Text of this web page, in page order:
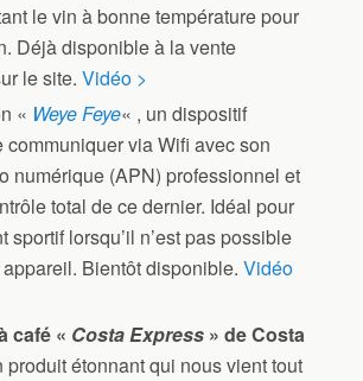
le vin à bonne température pour
Déjà disponible à la vente
le site.Vidéo >
« Weye Feye« , un dispositif
communiquer via Wifi avec son
numérique (APN) professionnel et
total de ce dernier. Idéal pour
sportif lorsqu’il n’est pas possible
Bientôt disponible.Vidéo
café « Costa Express » de Costa
produit étonnant qui nous vient tout